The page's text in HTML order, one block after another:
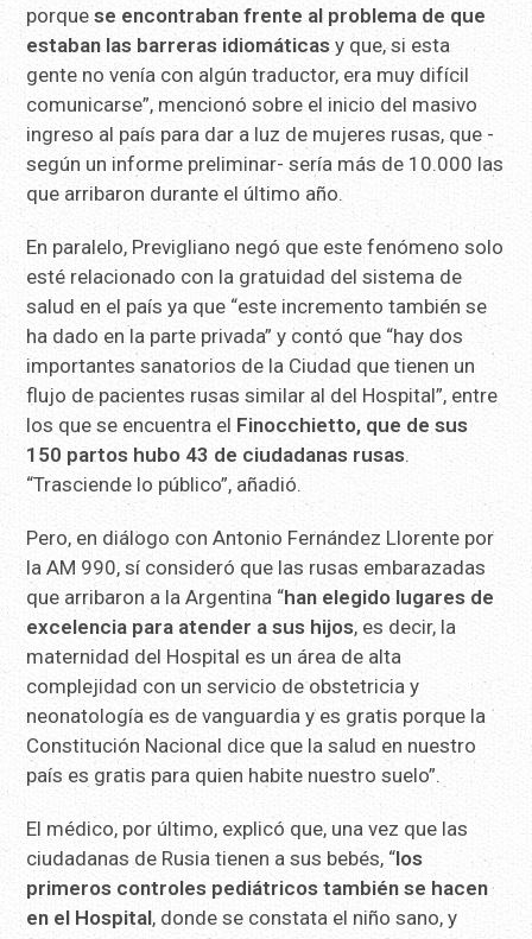
porquese encontraban frente al problema de que
estaban las barreras idiomáticasy que, si esta
gente no venía con algún traductor, era muy difícil
comunicarse”, mencionó sobre el inicio del masivo
ingreso al país para dar a luz de mujeres rusas, que -
según un informe preliminar- sería más de 10.000 las
que arribaron durante el último año.
En paralelo, Previgliano negó que este fenómeno solo
esté relacionado con la gratuidad del sistema de
salud en el país ya que “este incremento también se
ha dado en la parte privada” y contó que “hay dos
importantes sanatorios de la Ciudad que tienen un
flujo de pacientes rusas similar al del Hospital”, entre
los que se encuentra el Finocchietto, que de sus
150 partos hubo 43 de ciudadanas rusas.
“Trasciende lo público”, añadió.
Pero, en diálogo con Antonio Fernández Llorente por
la AM 990, sí consideró que las rusas embarazadas
que arribaron a la Argentina “han elegido lugares de
excelencia para atender a sus hijos, es decir, la
maternidad del Hospital es un área de alta
complejidad con un servicio de obstetricia y
neonatología es de vanguardia y es gratis porque la
Constitución Nacional dice que la salud en nuestro
país es gratis para quien habite nuestro suelo”.
El médico, por último, explicó que, una vez que las
ciudadanas de Rusia tienen a sus bebés, “los
primeros controles pediátricos también se hacen
en el Hospital, donde se constata el niño sano, y